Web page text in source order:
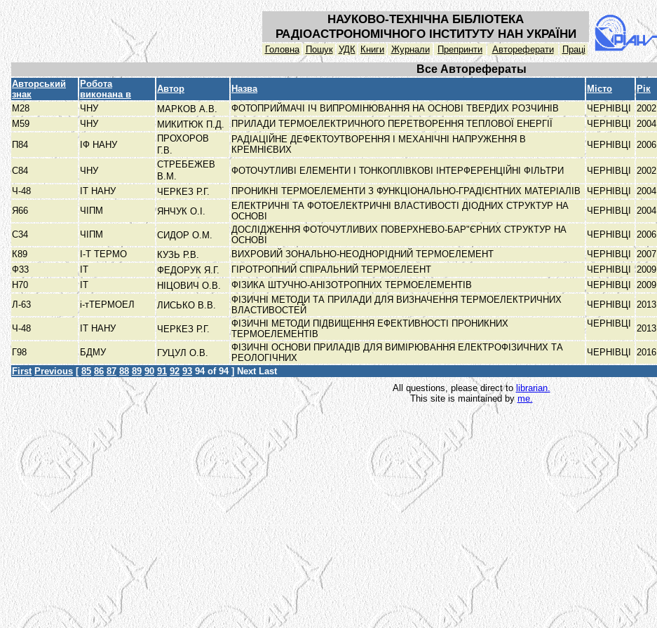
НАУКОВО-ТЕХНІЧНА БІБЛІОТЕКА
РАДІОАСТРОНОМІЧНОГО ІНСТИТУТУ НАН УКРАЇНИ
Головна Пошук УДК Книги Журнали Препринти Автореферати Праці
Все Авторефераты
Авторський
знак
Робота
виконана в
Автор Назва Місто Рік
М28
ЧНУ МАРКОВ А.В. ФОТОПРИЙМАЧІ ІЧ ВИПРОМІНЮВАННЯ НА ОСНОВІ ТВЕРДИХ РОЗЧИНІВ ЧЕРНІВЦІ 2002
М59
ЧНУ МИКИТЮК П.Д. ПРИЛАДИ ТЕРМОЕЛЕКТРИЧНОГО ПЕРЕТВОРЕННЯ ТЕПЛОВОЇ ЕНЕРГІЇ ЧЕРНІВЦІ 2004
П84
ІФ НАНУ
ПРОХОРОВ
Г.В.
РАДІАЦІЙНЕ ДЕФЕКТОУТВОРЕННЯ І МЕХАНІЧНІ НАПРУЖЕННЯ В
КРЕМНІЄВИХ
ЧЕРНІВЦІ 2006
С84 ЧНУ
СТРЕБЕЖЕВ
В.М.
ФОТОЧУТЛИВІ ЕЛЕМЕНТИ І ТОНКОПЛІВКОВІ ІНТЕРФЕРЕНЦІЙНІ ФІЛЬТРИ ЧЕРНІВЦІ 2002
Ч-48
ІТ НАНУ ЧЕРКЕЗ Р.Г. ПРОНИКНІ ТЕРМОЕЛЕМЕНТИ З ФУНКЦІОНАЛЬНО-ГРАДІЄНТНИХ МАТЕРІАЛІВ ЧЕРНІВЦІ 2004
Я66
ЧІПМ ЯНЧУК О.І.
ЕЛЕКТРИЧНІ ТА ФОТОЕЛЕКТРИЧНІ ВЛАСТИВОСТІ ДІОДНИХ СТРУКТУР НА
ОСНОВІ
ЧЕРНІВЦІ 2004
С34 ЧІПМ СИДОР О.М.
ДОСЛІДЖЕННЯ ФОТОЧУТЛИВИХ ПОВЕРХНЕВО-БАР"ЄРНИХ СТРУКТУР НА
ОСНОВІ
ЧЕРНІВЦІ 2006
К89
І-Т ТЕРМО КУЗЬ Р.В. ВИХРОВИЙ ЗОНАЛЬНО-НЕОДНОРІДНИЙ ТЕРМОЕЛЕМЕНТ ЧЕРНІВЦІ 2007
Ф33
ІТ ФЕДОРУК Я.Г. ГІРОТРОПНИЙ СПІРАЛЬНИЙ ТЕРМОЕЛЕЕНТ ЧЕРНІВЦІ 2009
Н70
ІТ НІЦОВИЧ О.В. ФІЗИКА ШТУЧНО-АНІЗОТРОПНИХ ТЕРМОЕЛЕМЕНТІВ ЧЕРНІВЦІ 2009
Л-63
і-тТЕРМОЕЛ ЛИСЬКО В.В.
ФІЗИЧНІ МЕТОДИ ТА ПРИЛАДИ ДЛЯ ВИЗНАЧЕННЯ ТЕРМОЕЛЕКТРИЧНИХ
ВЛАСТИВОСТЕЙ
ЧЕРНІВЦІ 2013
Ч-48 ІТ НАНУ ЧЕРКЕЗ Р.Г.
ФІЗИЧНІ МЕТОДИ ПІДВИЩЕННЯ ЕФЕКТИВНОСТІ ПРОНИКНИХ
ТЕРМОЕЛЕМЕНТІВ
ЧЕРНІВЦІ 2013
Г98 БДМУ ГУЦУЛ О.В.
ФІЗИЧНІ ОСНОВИ ПРИЛАДІВ ДЛЯ ВИМІРЮВАННЯ ЕЛЕКТРОФІЗИЧНИХ ТА
РЕОЛОГІЧНИХ
ЧЕРНІВЦІ 2016
First Previous [ 85 86 87 88 89 90 91 92 93 94of 94 ] Next Last
All questions, please direct tolibrarian.
This site is maintained by me.